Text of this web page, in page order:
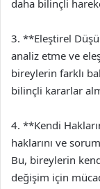
daha bilinçli
3. **Eleştirel
analiz etme ve
bireylerin farklı
bilinçli kararlar
4. **Kendi
haklarını ve
Bu, bireylerin
değişim için